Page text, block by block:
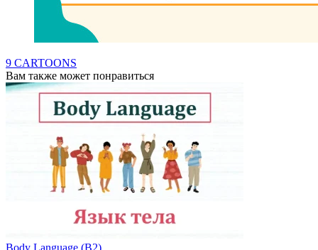
9 CARTOONS
Вам также может понравиться
Body Language (B2)